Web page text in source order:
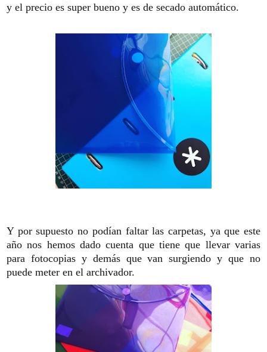
y el precio es super bueno y es de secado automático.
Y por supuesto no podían faltar las carpetas, ya que este
año nos hemos dado cuenta que tiene que llevar varias
para fotocopias y demás que van surgiendo y que no
puede meter en el archivador.